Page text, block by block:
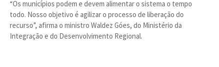
“Os municípios podem e devem alimentar o sistema o tempo
todo. Nosso objetivo é agilizar o processo de liberação do
recurso”, afirma o ministro Waldez Góes, do Ministério da
Integração e do Desenvolvimento Regional.